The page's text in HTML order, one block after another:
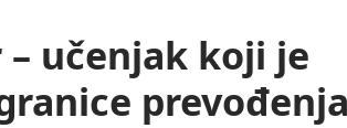
učenjak koji je